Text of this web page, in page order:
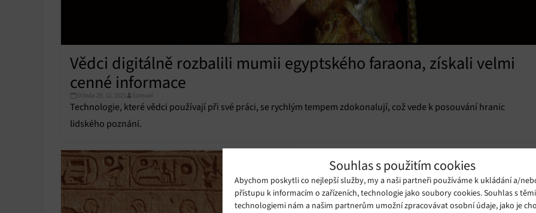
Souhlas s použitím cookies
Abychom poskytli co nejlepší služby, my a naši partneři používáme k ukládání a/
přístupu k informacím o zařízeních, technologie jako soubory cookies. Souhlas s
technologiemi nám a našim partnerům umožní zpracovávat osobní údaje, jako je
Vědci digitálně rozbalili mumii egyptského faraona, získali velmi
cenné informace
Středa 29. 12. 2021 Samuel
Technologie, které vědci používají při své práci, se rychlým tempem zdokonalují, což vede k posouvání hranic
lidského poznání.